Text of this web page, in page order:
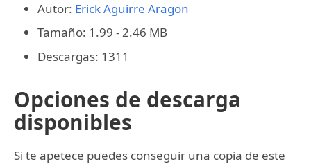
Autor: Erick Aguirre Aragon
Tamaño: 1.99 - 2.46 MB
Descargas: 1311
Opciones de descarga
disponibles
Si te apetece puedes conseguir una copia de este